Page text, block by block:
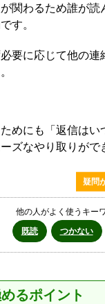
関わるため誰が読
す。
要に応じて他の連
めにも「返信はい
ズなやり取りがで
疑問
他の人がよく使うキー
既読
つかない
るポイント